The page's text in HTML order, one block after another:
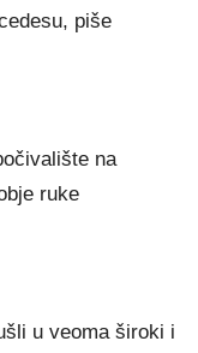
piše
na
ruke
u veoma široki i